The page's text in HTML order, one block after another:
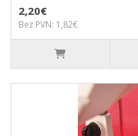
2,20€
Bez PVN: 1,82€